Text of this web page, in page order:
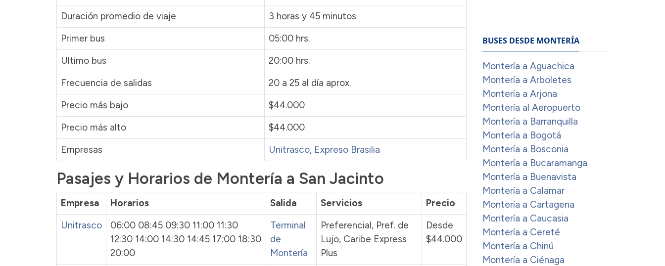
Duración promedio de viaje
3 horas y 45 minutos
Primer bus
05:00 hrs.
Ultimo bus
20:00 hrs.
Frecuencia de salidas
20 a 25 al día aprox.
Precio más bajo
$44.000
Precio más alto
$44.000
Empresas
Unitrasco, Expreso Brasilia
Pasajes y Horarios de Montería a San Jacinto
Empresa Horarios Salida Servicios
Precio
Unitrasco
06:00 08:45 09:30 11:00 11:30
12:30 14:00 14:30 14:45 17:00 18:30
20:00
Terminal
de
Montería
Preferencial, Pref. de
Lujo, Caribe Express
Plus
Desde
$44.000
BUSES DESDE MONTERÍA
Montería a Aguachica
Montería a Arboletes
Montería a Arjona
Montería al Aeropuerto
Montería a Barranquilla
Montería a Bogotá
Montería a Bosconia
Montería a Bucaramanga
Montería a Buenavista
Montería a Calamar
Montería a Cartagena
Montería a Caucasia
Montería a Cereté
Montería a Chinú
Montería a Ciénaga